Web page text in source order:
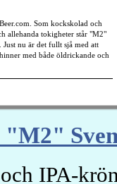
Som kockskolad och
allehanda tokigheter står "M2"
nu är det fullt sjå med att
med både öldrickande och
"M2"
IPA-